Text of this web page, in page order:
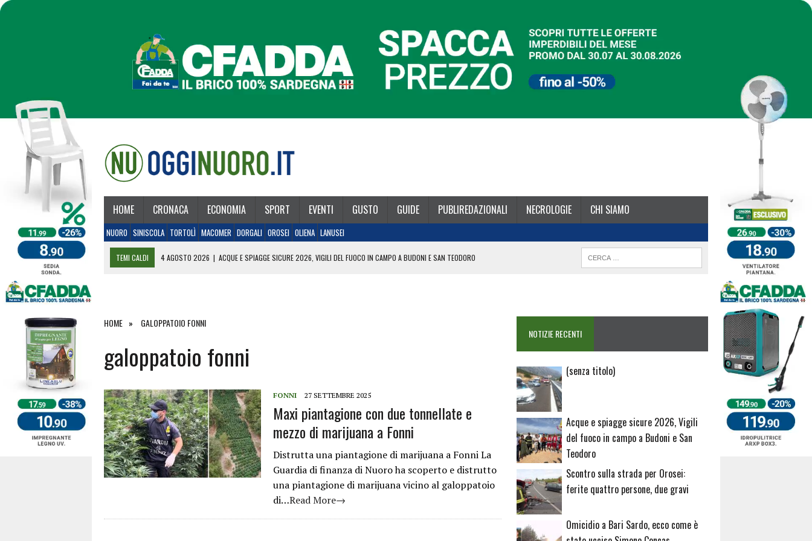
HOME CRONACA ECONOMIA SPORT EVENTI GUSTO GUIDE PUBLIREDAZIONALI NECROLOGIE CHI SIAMO
NUORO SINISCOLA TORTOLÌ MACOMER DORGALI OROSEI OLIENA LANUSEI
TEMI CALDI 4 AGOSTO 2026 | ACQUE E SPIAGGE SICURE 2026, VIGILI DEL FUOCO IN CAMPO A BUDONI E SAN TEODORO
26 LUGLIO 2026 | PAURA SULLA 389: VIOLENTO SCONTRO TRA 2 AUTO AL BIVIO PER FONNI, 5 FERITI
HOME GALOPPATOIO FONNI
galoppatoio fonni
FONNI 27 SETTEMBRE 2025
Maxi piantagione con due tonnellate e
mezzo di marijuana a Fonni
Distrutta una piantagione di marijuana a Fonni La
Guardia di finanza di Nuoro ha scoperto e distrutto
una piantagione di marijuana vicino al galoppatoio
di…Read More→
NOTIZIE RECENTI
(senza titolo)Articolo
Acque e spiagge sicure 2026, Vigili
del fuoco in campo a Budoni e San
Teodoro
Scontro sulla strada per Orosei:
ferite quattro persone, due gravi
Omicidio a Bari Sardo, ecco come è